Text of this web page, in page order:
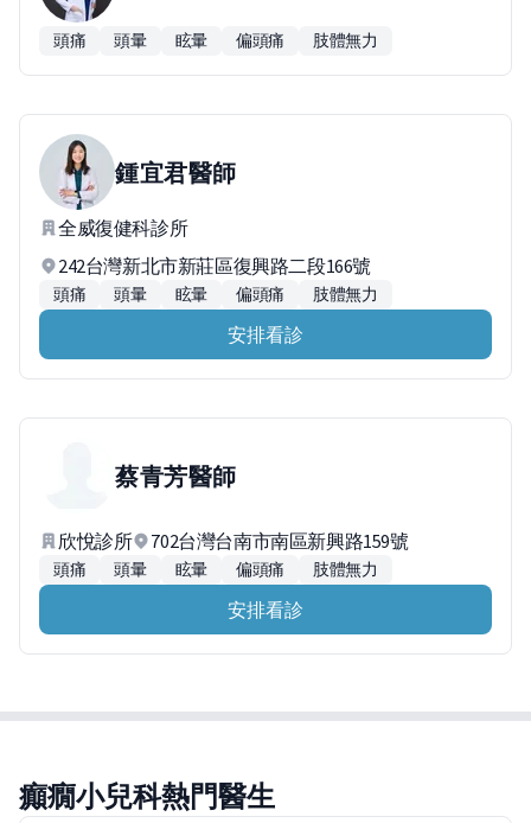
頭痛 頭暈 眩暈 偏頭痛 肢體無力
鍾宜君醫師
全威復健科診所
242台灣新北市新莊區復興路二段166號
頭痛 頭暈 眩暈 偏頭痛 肢體無力
安排看診
蔡青芳醫師
欣悅診所 702台灣台南市南區新興路159號
頭痛 頭暈 眩暈 偏頭痛 肢體無力
安排看診
癲癇小兒科熱門醫生